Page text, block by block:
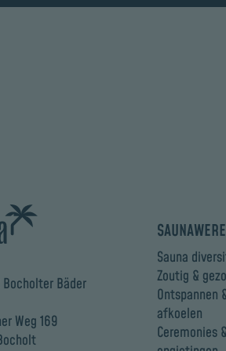
Bäder
Weg 169
Sauna
Zoutig &
Ontspannen
afkoelen
Ceremonies &